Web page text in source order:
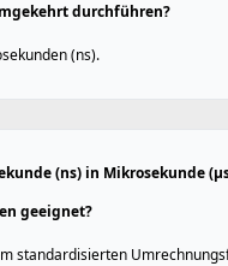
durchführen?
(ns).
(ns) in Mikrosekunde
geeignet?
standardisierten